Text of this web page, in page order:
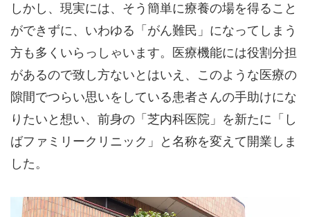
しかし、現実には、そう簡単に療養の場を得ること
ができずに、いわゆる「がん難民」になってしまう
方も多くいらっしゃいます。医療機能には役割分担
があるので致し方ないとはいえ、このような医療の
隙間でつらい思いをしている患者さんの手助けにな
りたいと想い、前身の「芝内科医院」を新たに「し
ばファミリークリニック」と名称を変えて開業しま
した。